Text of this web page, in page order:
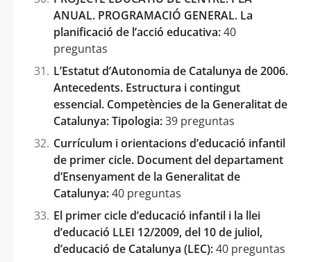
ANUAL. PROGRAMACIÓ GENERAL. La
planificació de l’acció educativa:40
preguntas
L’Estatut d’Autonomia de Catalunya de 2006.
Antecedents. Estructura i contingut
essencial. Competències de la Generalitat de
Catalunya: Tipologia:39 preguntas
Currículum i orientacions d’educació infantil
de primer cicle. Document del departament
d’Ensenyament de la Generalitat de
Catalunya:40 preguntas
El primer cicle d’educació infantil i la llei
d’educació LLEI 12/2009, del 10 de juliol,
d’educació de Catalunya (LEC):40 preguntas